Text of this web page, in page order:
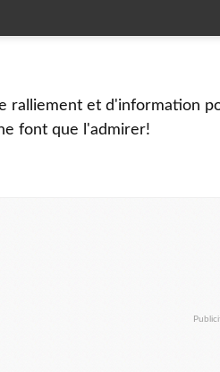
ralliement et d'information
font que l'admirer!